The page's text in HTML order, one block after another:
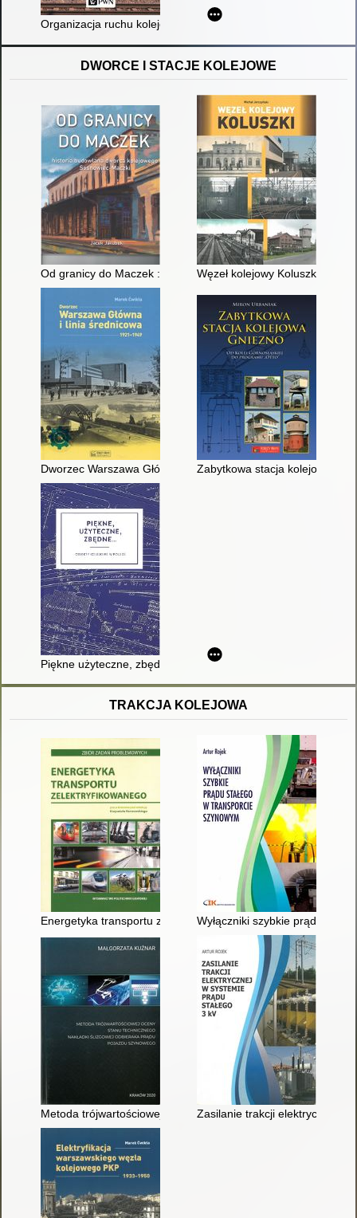
Organizacja ruchu kolejowego
DWORCE I STACJE KOLEJOWE
Od granicy do Maczek : historia budowlana dworca
Węzeł kolejowy Koluszki
Dworzec Warszawa Główna i linia średnicowa : 1921-1949
Zabytkowa stacja kolejowa
Piękne użyteczne, zbędne... : obiekty kolejowe w Polsce
TRAKCJA KOLEJOWA
Energetyka transportu zelektryfikowanego : zbiór zadań
Wyłączniki szybkie prądu
Metoda trójwartościowej oceny stanu technicznego nakładki
Zasilanie trakcji elektrycznej w